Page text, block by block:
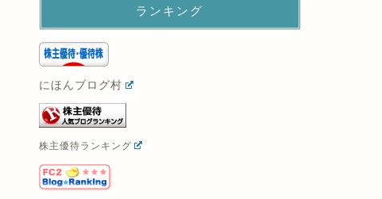
ランキング
にほんブログ村
株主優待ランキング